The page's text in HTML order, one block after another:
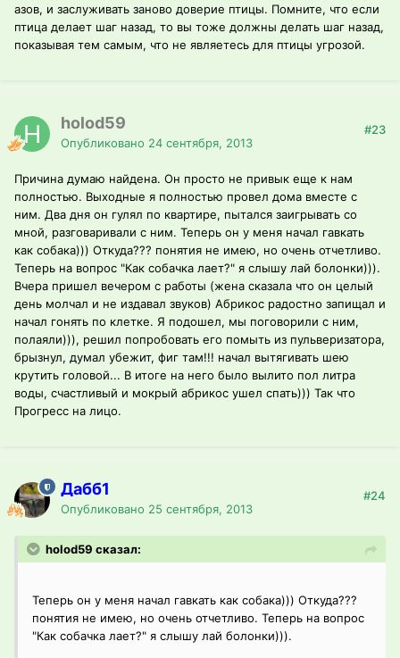
азов, и заслуживать заново доверие птицы. Помните, что если
птица делает шаг назад, то вы тоже должны делать шаг назад,
показывая тем самым, что не являетесь для птицы угрозой.
holod59
Опубликовано 24 сентября, 2013
#23
Причина думаю найдена. Он просто не привык еще к нам
полностью. Выходные я полностью провел дома вместе с
ним. Два дня он гулял по квартире, пытался заигрывать со
мной, разговаривали с ним. Теперь он у меня начал гавкать
как собака))) Откуда??? понятия не имею, но очень отчетливо.
Теперь на вопрос "Как собачка лает?" я слышу лай болонки))).
Вчера пришел вечером с работы (жена сказала что он целый
день молчал и не издавал звуков) Абрикос радостно запищал и
начал гонять по клетке. Я подошел, мы поговорили с ним,
полаяли))), решил попробовать его помыть из пульверизатора,
брызнул, думал убежит, фиг там!!! начал вытягивать шею
крутить головой... В итоге на него было вылито пол литра
воды, счастливый и мокрый абрикос ушел спать))) Так что
Прогресс на лицо.
Дабб1
Опубликовано 25 сентября, 2013
#24
holod59 сказал:
Теперь он у меня начал гавкать как собака))) Откуда???
понятия не имею, но очень отчетливо. Теперь на вопрос
"Как собачка лает?" я слышу лай болонки))).